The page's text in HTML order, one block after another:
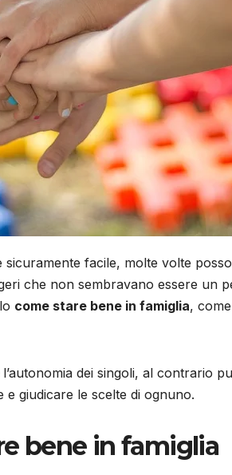
sicuramente facile, molte volte
che non sembravano essere un
come stare bene in famiglia,
dei singoli, al contrario
e giudicare le scelte di ognuno.
bene in famiglia